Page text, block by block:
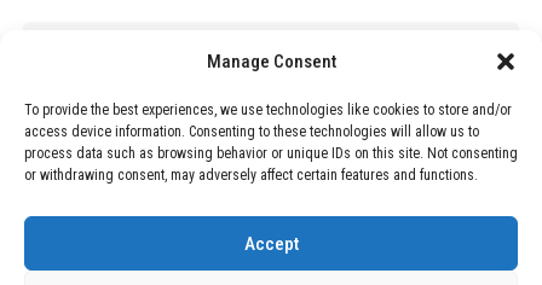
Manage Consent
To provide the best experiences, we use technologies like cookies to store and/or
access device information. Consenting to these technologies will allow us to
process data such as browsing behavior or unique IDs on this site. Not consenting
or withdrawing consent, may adversely affect certain features and functions.
Accept